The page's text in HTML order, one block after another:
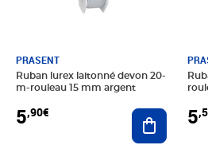
PRASENT
Ruban lurex laitonné devon 20-
m-rouleau 15 mm argent
5,90€ Ajouter5